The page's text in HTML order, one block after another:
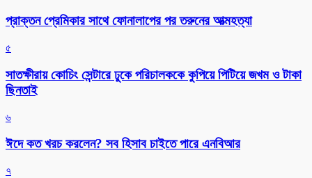
প্রাক্তন প্রেমিকার সাথে ফোনালাপের পর তরুনের আত্মহত্যা
৫
সাতক্ষীরায় কোচিং সেন্টারে ঢুকে পরিচালককে কুপিয়ে পিটিয়ে জখম ও টাকা
ছিনতাই
৬
ঈদে কত খরচ করলেন? সব হিসাব চাইতে পারে এনবিআর
৭